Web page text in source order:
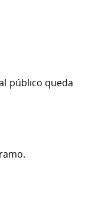
público queda